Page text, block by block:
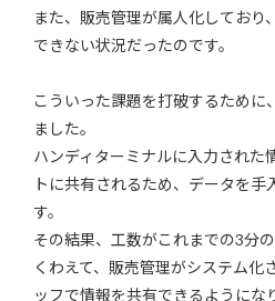
また、販売管理が属人化しており
できない状況だったのです。
こういった課題を打破するために
ました。
ハンディターミナルに入力された
トに共有されるため、データを手
す。
その結果、工数がこれまでの3分
くわえて、販売管理がシステム化
ッフで情報を共有できるようにな